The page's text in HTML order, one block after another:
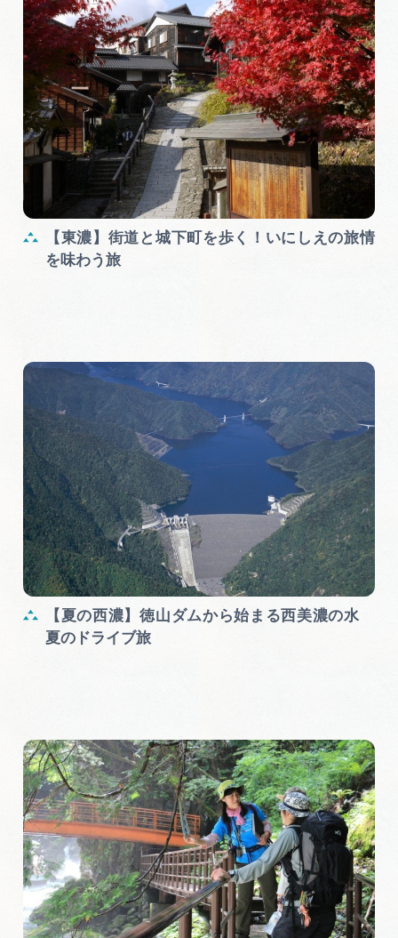
【東濃】街道と城下町を歩く！いにしえの旅情
を味わう旅
【夏の西濃】徳山ダムから始まる西美濃の水
夏のドライブ旅